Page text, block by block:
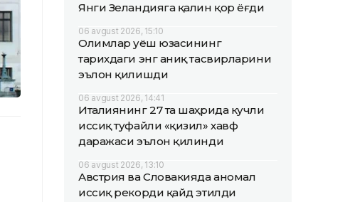
Янги Зеландияга қалин қор ёғди
06 avgust 2026, 15:10
Олимлар Қуёш юзасининг
тарихдаги энг аниқ тасвирларини
эълон қилишди
06 avgust 2026, 14:41
Италиянинг 27 та шаҳрида кучли
иссиқ туфайли «қизил» хавф
даражаси эълон қилинди
06 avgust 2026, 13:10
Австрия ва Словакияда аномал
иссиқ рекорди қайд этилди